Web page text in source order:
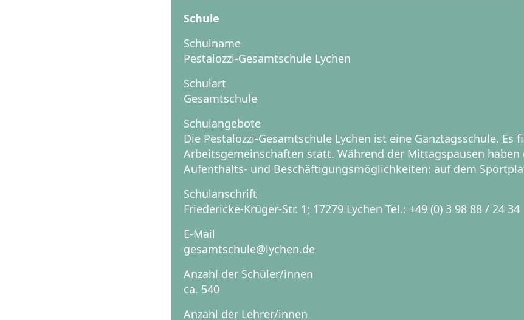
Schule
Schulname
Pestalozzi-Gesamtschule Lychen
Schulart
Gesamtschule
Schulangebote
Die Pestalozzi-Gesamtschule Lychen ist eine Ganztagsschule. Es
Arbeitsgemeinschaften statt. Während der Mittagspausen haben
Aufenthalts- und Beschäftigungsmöglichkeiten: auf dem
Schulanschrift
Friedericke-Krüger-Str. 1; 17279 Lychen Tel.: +49 (0) 3 98 88 / 24 34
E-Mail
gesamtschule@lychen.de
Anzahl der Schüler/innen
ca. 540
Anzahl der Lehrer/innen